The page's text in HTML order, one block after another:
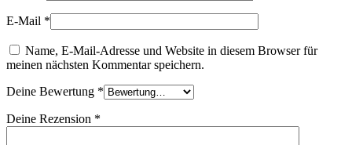
E-Mail *
Name, E-Mail-Adresse und Website in diesem Browser für
meinen nächsten Kommentar speichern.
Deine Bewertung *
Deine Rezension *